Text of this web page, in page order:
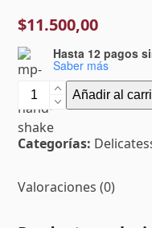
con
0
de
5
$11.500,00
Hasta 12 pagos
Saber más
Dilamh
Exceptional
Elegant
Grey
Añadir al
Categorías:
Valoraciones (0)